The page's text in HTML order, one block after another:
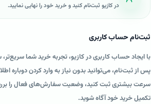
در کازیو ثبت‌نام کنید و خرید خود را نهایی نمایید.
ثبت‌نام حساب کاربری
با ایجاد حساب کاربری در کازیو، تجربه خرید شما
پس از ثبت‌نام، می‌توانید بدون نیاز به وارد کردن دوباره
سرعت بیشتری ثبت کنید، وضعیت سفارش‌های فعال را
تکمیل خرید خود آگاه شوید.